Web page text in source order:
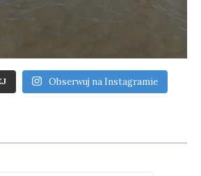
Obserwuj na Instagramie